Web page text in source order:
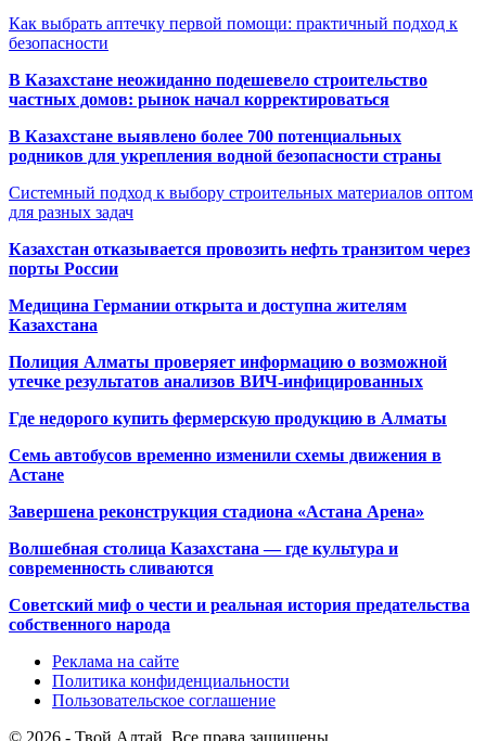
Как выбрать аптечку первой помощи: практичный подход к
безопасности
В Казахстане неожиданно подешевело строительство
частных домов: рынок начал корректироваться
В Казахстане выявлено более 700 потенциальных
родников для укрепления водной безопасности страны
Системный подход к выбору строительных материалов оптом
для разных задач
Казахстан отказывается провозить нефть транзитом через
порты России
Медицина Германии открыта и доступна жителям
Казахстана
Полиция Алматы проверяет информацию о возможной
утечке результатов анализов ВИЧ-инфицированных
Где недорого купить фермерскую продукцию в Алматы
Семь автобусов временно изменили схемы движения в
Астане
Завершена реконструкция стадиона «Астана Арена»
Волшебная столица Казахстана — где культура и
современность сливаются
Советский миф о чести и реальная история предательства
собственного народа
Реклама на сайте
Политика конфиденциальности
Пользовательское соглашение
© 2026 - Твой Алтай. Все права защищены.